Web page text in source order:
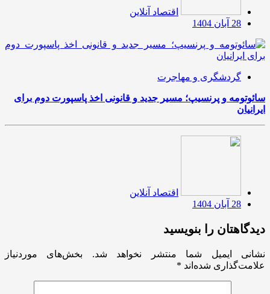
اقتصاد آنلاین
28 آبان 1404
گردشگری و مهاجرت
سائوتومه و پرنسیپ؛ مسیر جدید و قانونی اخذ پاسپورت دوم برای
ایرانیان
اقتصاد آنلاین
28 آبان 1404
دیدگاهتان را بنویسید
نشانی ایمیل شما منتشر نخواهد شد.
بخش‌های موردنیاز
علامت‌گذاری شده‌اند *